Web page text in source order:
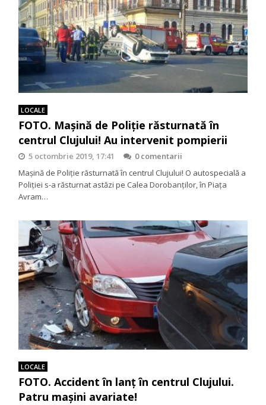
LOCALE
FOTO. Maşină de Poliţie răsturnată în
centrul Clujului! Au intervenit pompierii
5 octombrie 2019, 17:41
0 comentarii
Maşină de Poliţie răsturnată în centrul Clujului! O autospecială a
Poliţiei s-a răsturnat astăzi pe Calea Dorobanților, în Piaţa
Avram…
LOCALE
FOTO. Accident în lanţ în centrul Clujului.
Patru maşini avariate!